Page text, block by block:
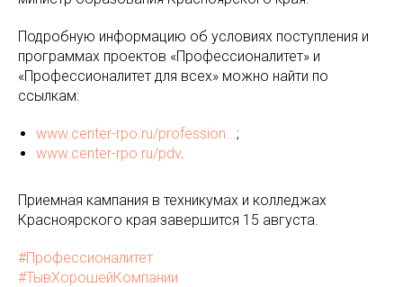
Подробную информацию об условиях поступления и
программах проектов «Профессионалитет» и
«Профессионалитет для всех» можно найти по
ссылкам:
www.center-rpo.ru/profession...;
www.center-rpo.ru/pdv.
Приемная кампания в техникумах и колледжах
Красноярского края завершится 15 августа.
#Профессионалитет
#ТывХорошейКомпании